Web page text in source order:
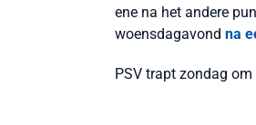
ene na het andere
woensdagavond na
PSV trapt zondag